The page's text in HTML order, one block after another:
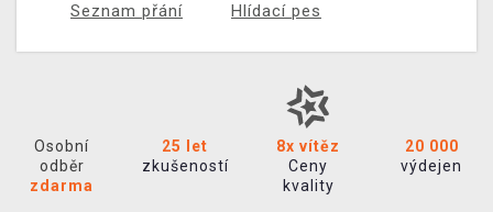
Seznam přání Hlídací pes
Osobní
odběr
zdarma
25 let
zkušeností
8x vítěz
Ceny
kvality
20 000
výdejen